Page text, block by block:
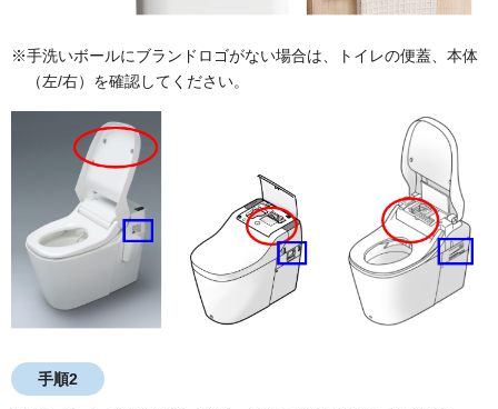
※手洗いボールにブランドロゴがない場合は、トイレの便蓋、本体
（左/右）を確認してください。
手順2